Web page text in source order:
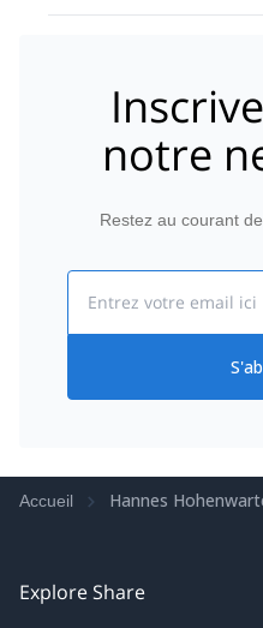
notre
Restez au courant
Accueil Hannes
Explore Share